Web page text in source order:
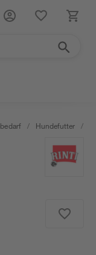
/ Hundefutter /